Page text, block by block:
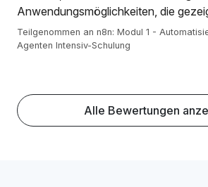
Anwendungsmöglichkeiten, die
Teilgenommen an n8n: Modul 1 -
Agenten Intensiv-Schulung
Alle Bewertungen